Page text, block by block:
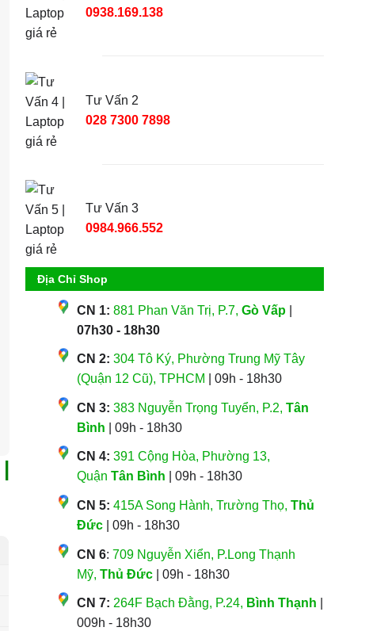
0938.169.138
Tư Vấn 2
028 7300 7898
Tư Vấn 3
0984.966.552
Địa Chỉ Shop
CN 1: 881 Phan Văn Trị, P.7, Gò Vấp|
07h30 - 18h30
CN 2: 304 Tô Ký, Phường Trung Mỹ Tây
(Quận 12 Cũ), TPHCM | 09h - 18h30
CN 3: 383 Nguyễn Trọng Tuyển, P.2, Tân
Bình | 09h - 18h30
CN 4: 391 Cộng Hòa, Phường 13,
Quận Tân Bình | 09h - 18h30
CN 5: 415A Song Hành, Trường Thọ, Thủ
Đức| 09h - 18h30
CN 6: 709 Nguyễn Xiển, P.Long Thạnh
Mỹ, Thủ Đức| 09h - 18h30
CN 7: 264F Bạch Đằng, P.24, Bình Thạnh
009h - 18h30